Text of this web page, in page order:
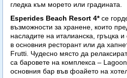
гледка към морето или градината.
Esperides Beach Resort 4*се
възможности за хранене, които
насладите на италианска, гръцка
в основния ресторант или да
Frutti. Чудесно място да
са баровете на комплекса –
основния бар във фоайето на